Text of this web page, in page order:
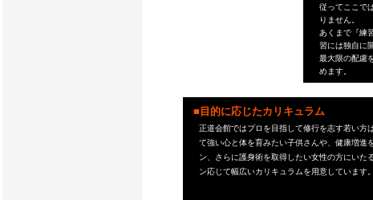
従ってここで
りません。
あくまで『練
習には独自に
最大限の配慮
めます。
■目的に応じたカリキュラム
正道会館ではプロを目指して修行を志す若い方
て強い心と体を育みたい子供さんや、健康増進
ン、さらに護身術を取得したい女性の方にいた
ン応じて幅広いカリキュラムを用意しています。